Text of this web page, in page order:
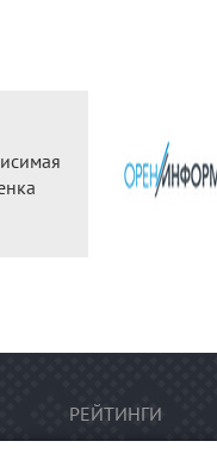
РЕЙТИНГИ